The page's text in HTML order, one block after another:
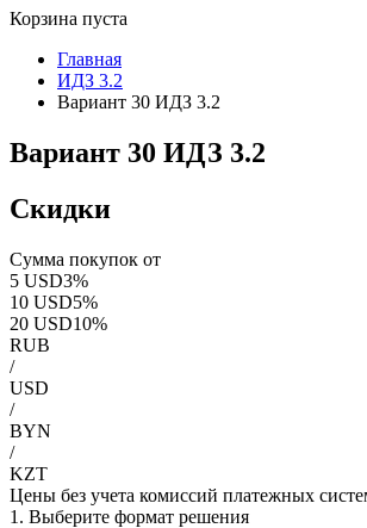
Корзина пуста
Главная
ИДЗ 3.2
Вариант 30 ИДЗ 3.2
Вариант 30 ИДЗ 3.2
Скидки
Сумма покупок от
5 USD3%
10 USD5%
20 USD10%
RUB
/
USD
/
BYN
/
KZT
Цены без учета комиссий платежных
1. Выберите формат решения